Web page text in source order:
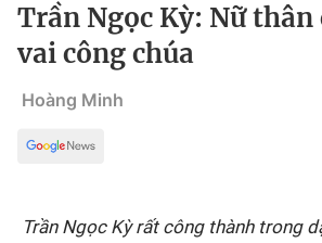
Trần Ngọc Kỳ: Nữ
vai công chúa
Hoàng Minh
Trần Ngọc Kỳ rất công thành trong